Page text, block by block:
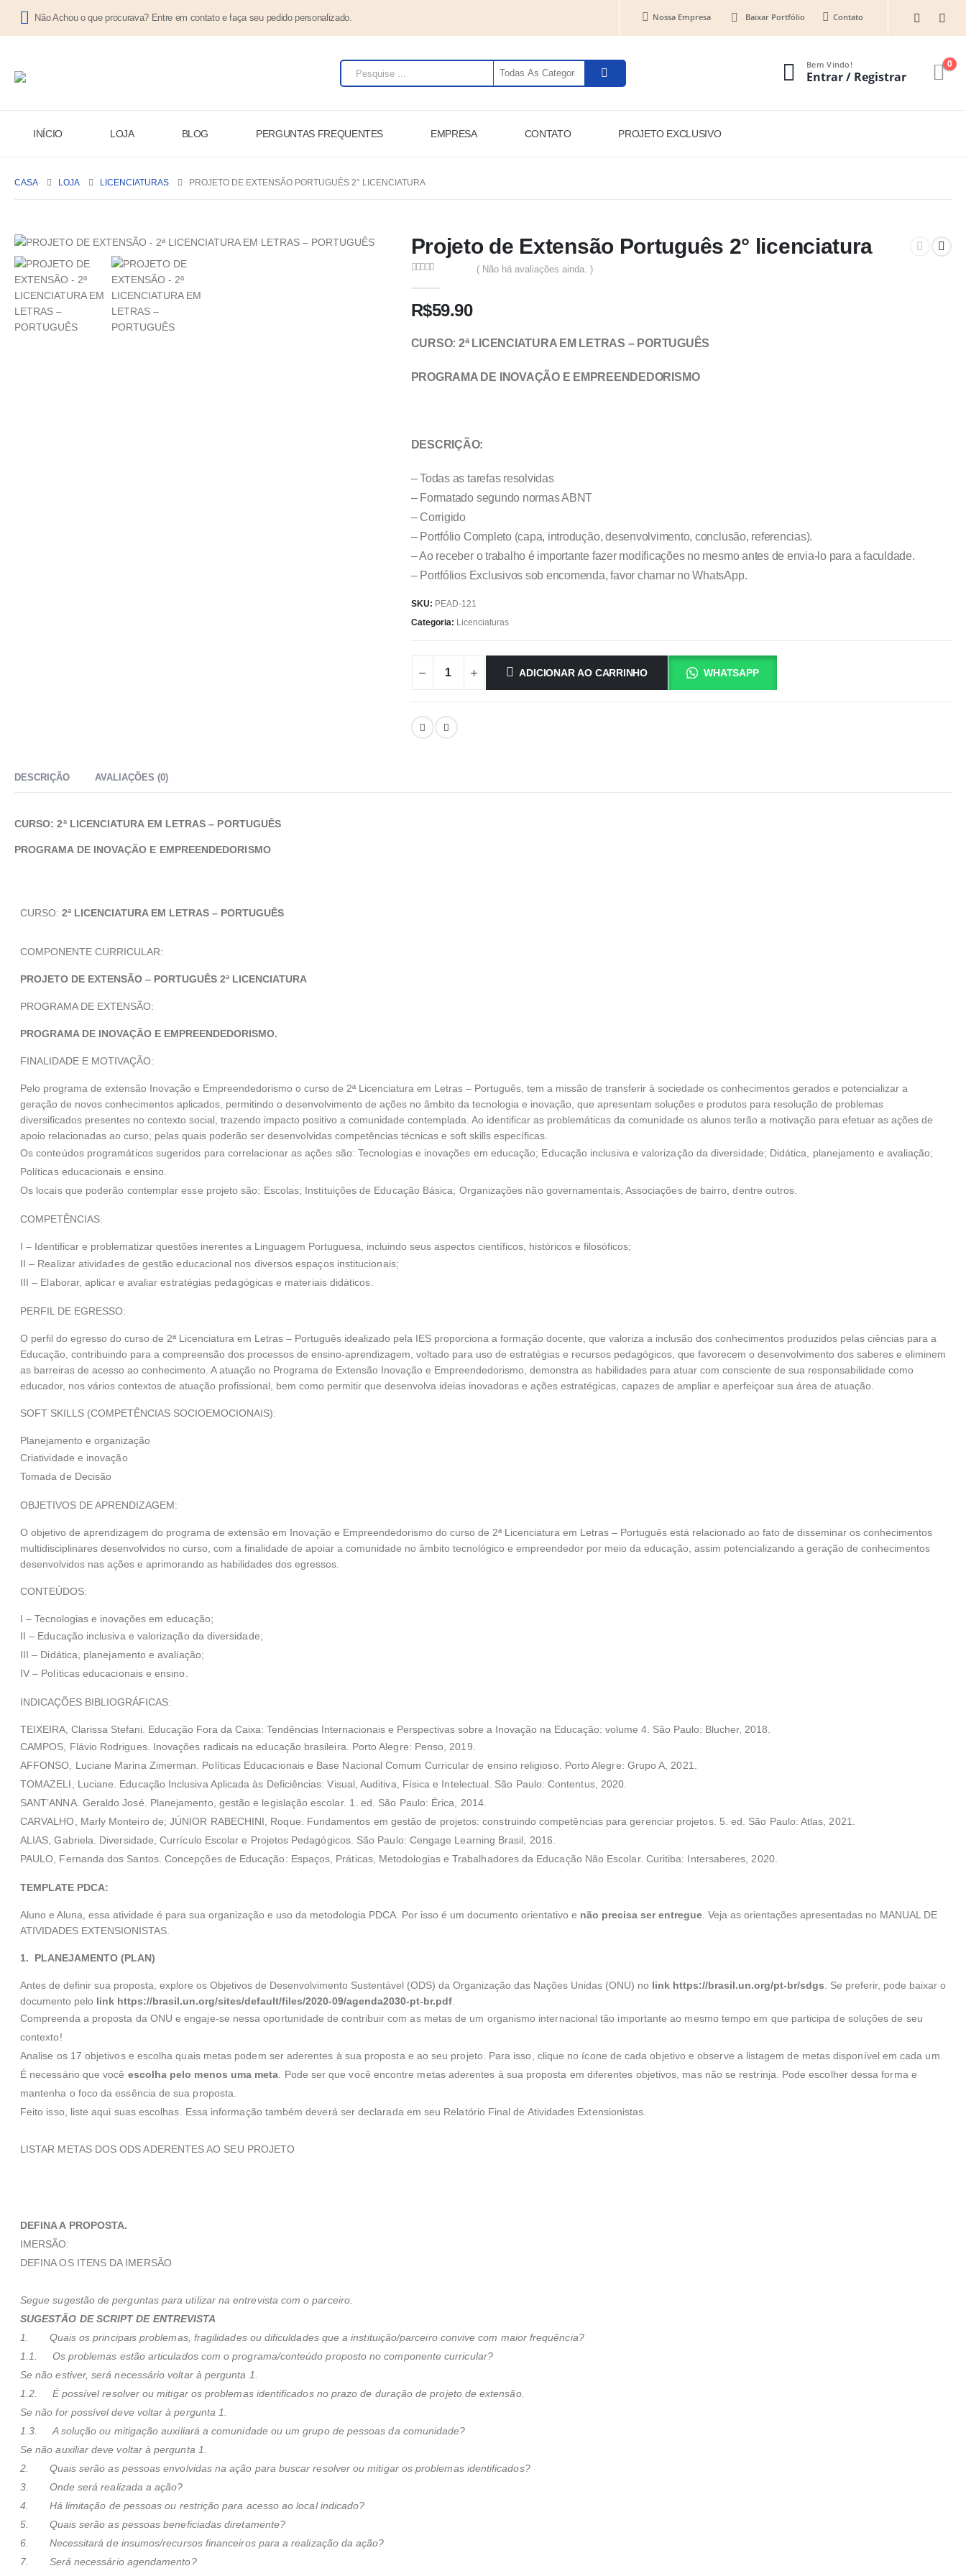
Não Achou o que procurava? Entre em contato e faça seu pedido personalizado. Nossa Empresa Baixar Portfólio Contato
Bem Vindo!
Entrar / Registrar
0
INÍCIO LOJA BLOG PERGUNTAS FREQUENTES EMPRESA CONTATO PROJETO EXCLUSIVO
CASA LOJA LICENCIATURAS PROJETO DE EXTENSÃO PORTUGUÊS 2° LICENCIATURA
Projeto de Extensão Português 2° licenciatura
( Não há avaliações ainda. )
R$59.90
CURSO: 2ª LICENCIATURA EM LETRAS – PORTUGUÊS
PROGRAMA DE INOVAÇÃO E EMPREENDEDORISMO
DESCRIÇÃO:
– Todas as tarefas resolvidas
– Formatado segundo normas ABNT
– Corrigido
– Portfólio Completo (capa, introdução, desenvolvimento, conclusão, referencias).
– Ao receber o trabalho é importante fazer modificações no mesmo antes de envia-lo para a faculdade.
– Portfólios Exclusivos sob encomenda, favor chamar no WhatsApp.
SKU: PEAD-121
Categoria: Licenciaturas
ADICIONAR AO CARRINHO WHATSAPP
DESCRIÇÃO AVALIAÇÕES (0)
CURSO: 2ª LICENCIATURA EM LETRAS – PORTUGUÊS
PROGRAMA DE INOVAÇÃO E EMPREENDEDORISMO
CURSO: 2ª LICENCIATURA EM LETRAS – PORTUGUÊS
COMPONENTE CURRICULAR:
PROJETO DE EXTENSÃO – PORTUGUÊS 2ª LICENCIATURA
PROGRAMA DE EXTENSÃO:
PROGRAMA DE INOVAÇÃO E EMPREENDEDORISMO.
FINALIDADE E MOTIVAÇÃO:
Pelo programa de extensão Inovação e Empreendedorismo o curso de 2ª Licenciatura em Letras – Português, tem a missão de transferir à sociedade os conhecimentos gerados e potencializar a
geração de novos conhecimentos aplicados, permitindo o desenvolvimento de ações no âmbito da tecnologia e inovação, que apresentam soluções e produtos para resolução de problemas
diversificados presentes no contexto social, trazendo impacto positivo a comunidade contemplada. Ao identificar as problemáticas da comunidade os alunos terão a motivação para efetuar as ações de
apoio relacionadas ao curso, pelas quais poderão ser desenvolvidas competências técnicas e soft skills específicas.
Os conteúdos programáticos sugeridos para correlacionar as ações são: Tecnologias e inovações em educação; Educação inclusiva e valorização da diversidade; Didática, planejamento e avaliação;
Políticas educacionais e ensino.
Os locais que poderão contemplar esse projeto são: Escolas; Instituições de Educação Básica; Organizações não governamentais, Associações de bairro, dentre outros.
COMPETÊNCIAS:
I – Identificar e problematizar questões inerentes a Linguagem Portuguesa, incluindo seus aspectos científicos, históricos e filosóficos;
II – Realizar atividades de gestão educacional nos diversos espaços institucionais;
III – Elaborar, aplicar e avaliar estratégias pedagógicas e materiais didáticos.
PERFIL DE EGRESSO:
O perfil do egresso do curso de 2ª Licenciatura em Letras – Português idealizado pela IES proporciona a formação docente, que valoriza a inclusão dos conhecimentos produzidos pelas ciências para a
Educação, contribuindo para a compreensão dos processos de ensino-aprendizagem, voltado para uso de estratégias e recursos pedagógicos, que favorecem o desenvolvimento dos saberes e eliminem
as barreiras de acesso ao conhecimento. A atuação no Programa de Extensão Inovação e Empreendedorismo, demonstra as habilidades para atuar com consciente de sua responsabilidade como
educador, nos vários contextos de atuação profissional, bem como permitir que desenvolva ideias inovadoras e ações estratégicas, capazes de ampliar e aperfeiçoar sua área de atuação.
SOFT SKILLS (COMPETÊNCIAS SOCIOEMOCIONAIS):
Planejamento e organização
Criatividade e inovação
Tomada de Decisão
OBJETIVOS DE APRENDIZAGEM:
O objetivo de aprendizagem do programa de extensão em Inovação e Empreendedorismo do curso de 2ª Licenciatura em Letras – Português está relacionado ao fato de disseminar os conhecimentos
multidisciplinares desenvolvidos no curso, com a finalidade de apoiar a comunidade no âmbito tecnológico e empreendedor por meio da educação, assim potencializando a geração de conhecimentos
desenvolvidos nas ações e aprimorando as habilidades dos egressos.
CONTEÚDOS:
I – Tecnologias e inovações em educação;
II – Educação inclusiva e valorização da diversidade;
III – Didática, planejamento e avaliação;
IV – Políticas educacionais e ensino.
INDICAÇÕES BIBLIOGRÁFICAS:
TEIXEIRA, Clarissa Stefani. Educação Fora da Caixa: Tendências Internacionais e Perspectivas sobre a Inovação na Educação: volume 4. São Paulo: Blucher, 2018.
CAMPOS, Flávio Rodrigues. Inovações radicais na educação brasileira. Porto Alegre: Penso, 2019.
AFFONSO, Luciane Marina Zimerman. Políticas Educacionais e Base Nacional Comum Curricular de ensino religioso. Porto Alegre: Grupo A, 2021.
TOMAZELI, Luciane. Educação Inclusiva Aplicada às Deficiências: Visual, Auditiva, Física e Intelectual. São Paulo: Contentus, 2020.
SANT’ANNA. Geraldo José. Planejamento, gestão e legislação escolar. 1. ed. São Paulo: Érica, 2014.
CARVALHO, Marly Monteiro de; JÚNIOR RABECHINI, Roque. Fundamentos em gestão de projetos: construindo competências para gerenciar projetos. 5. ed. São Paulo: Atlas, 2021.
ALIAS, Gabriela. Diversidade, Currículo Escolar e Projetos Pedagógicos. São Paulo: Cengage Learning Brasil, 2016.
PAULO, Fernanda dos Santos. Concepções de Educação: Espaços, Práticas, Metodologias e Trabalhadores da Educação Não Escolar. Curitiba: Intersaberes, 2020.
TEMPLATE PDCA:
Aluno e Aluna, essa atividade é para sua organização e uso da metodologia PDCA. Por isso é um documento orientativo e não precisa ser entregue . Veja as orientações apresentadas no MANUAL DE
ATIVIDADES EXTENSIONISTAS.
1. PLANEJAMENTO (PLAN)
Antes de definir sua proposta, explore os Objetivos de Desenvolvimento Sustentável (ODS) da Organização das Nações Unidas (ONU) no link https://brasil.un.org/pt-br/sdgs . Se preferir, pode baixar o
documento pelo link https://brasil.un.org/sites/default/files/2020-09/agenda2030-pt-br.pdf
Compreenda a proposta da ONU e engaje-se nessa oportunidade de contribuir com as metas de um organismo internacional tão importante ao mesmo tempo em que participa de soluções de seu
contexto!
Analise os 17 objetivos e escolha quais metas podem ser aderentes à sua proposta e ao seu projeto. Para isso, clique no ícone de cada objetivo e observe a listagem de metas disponível em cada um.
É necessário que você escolha pelo menos uma meta . Pode ser que você encontre metas aderentes à sua proposta em diferentes objetivos, mas não se restrinja. Pode escolher dessa forma e
mantenha o foco da essência de sua proposta.
Feito isso, liste aqui suas escolhas. Essa informação também deverá ser declarada em seu Relatório Final de Atividades Extensionistas.
LISTAR METAS DOS ODS ADERENTES AO SEU PROJETO
DEFINA A PROPOSTA.
IMERSÃO:
DEFINA OS ITENS DA IMERSÃO
Segue sugestão de perguntas para utilizar na entrevista com o parceiro.
SUGESTÃO DE SCRIPT DE ENTREVISTA
1. Quais os principais problemas, fragilidades ou dificuldades que a instituição/parceiro convive com maior frequência?
1.1. Os problemas estão articulados com o programa/conteúdo proposto no componente curricular?
Se não estiver, será necessário voltar à pergunta 1.
1.2. É possível resolver ou mitigar os problemas identificados no prazo de duração de projeto de extensão.
Se não for possível deve voltar à pergunta 1.
1.3. A solução ou mitigação auxiliará a comunidade ou um grupo de pessoas da comunidade?
Se não auxiliar deve voltar à pergunta 1.
2. Quais serão as pessoas envolvidas na ação para buscar resolver ou mitigar os problemas identificados?
3. Onde será realizada a ação?
4. Há limitação de pessoas ou restrição para acesso ao local indicado?
5. Quais serão as pessoas beneficiadas diretamente?
6. Necessitará de insumos/recursos financeiros para a realização da ação?
7. Será necessário agendamento?